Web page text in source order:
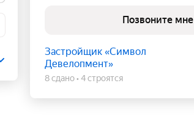
Позвоните мне
Застройщик «Символ
Девелопмент»
8 сдано 4 строятся